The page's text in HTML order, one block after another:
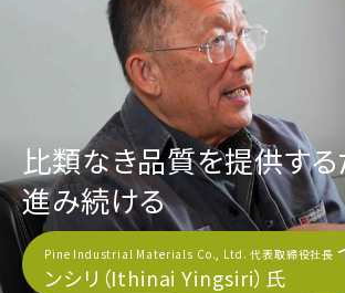
比類なき品質を提供す
進み続ける
Pine Industrial Materials Co., Ltd. 代表取締役社長
ンシリ（Ithinai Yingsiri）氏